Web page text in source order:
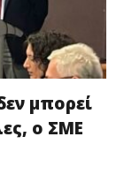
μπορεί
ο ΣΜΕ